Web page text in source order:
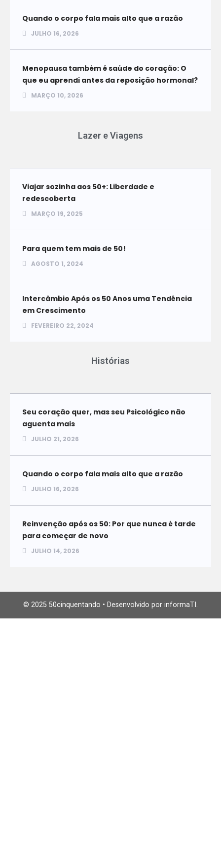
Quando o corpo fala mais alto que a razão
JULHO 16, 2026
Menopausa também é saúde do coração: O
que eu aprendi antes da reposição hormonal?
MARÇO 10, 2026
Lazer e Viagens
Viajar sozinha aos 50+: Liberdade e
redescoberta
MARÇO 19, 2025
Para quem tem mais de 50!
AGOSTO 1, 2024
Intercâmbio Após os 50 Anos uma Tendência
em Crescimento
FEVEREIRO 22, 2024
Histórias
Seu coração quer, mas seu Psicológico não
aguenta mais
JULHO 21, 2026
Quando o corpo fala mais alto que a razão
JULHO 16, 2026
Reinvenção após os 50: Por que nunca é tarde
para começar de novo
JULHO 14, 2026
© 2025 50cinquentando • Desenvolvido por informaTI.